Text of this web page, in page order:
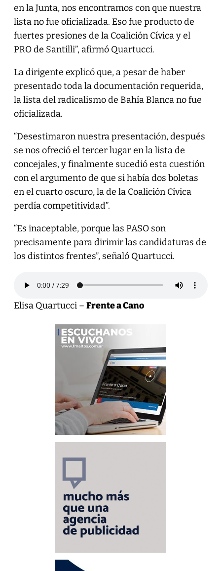
en la Junta, nos encontramos con que nuestra
lista no fue oficializada. Eso fue producto de
fuertes presiones de la Coalición Cívica y el
PRO de Santilli”, afirmó Quartucci.
La dirigente explicó que, a pesar de haber
presentado toda la documentación requerida,
la lista del radicalismo de Bahía Blanca no fue
oficializada.
“Desestimaron nuestra presentación, después
se nos ofreció el tercer lugar en la lista de
concejales, y finalmente sucedió esta cuestión
con el argumento de que si había dos boletas
en el cuarto oscuro, la de la Coalición Cívica
perdía competitividad”.
“Es inaceptable, porque las PASO son
precisamente para dirimir las candidaturas de
los distintos frentes”, señaló Quartucci.
Elisa Quartucci – Frente a Cano